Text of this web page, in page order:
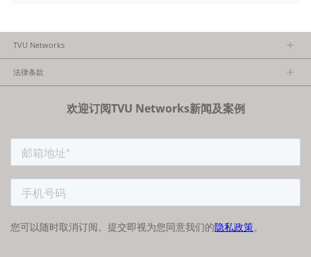
TVU Networks
法律条款
欢迎订阅TVU Networks新闻及案例